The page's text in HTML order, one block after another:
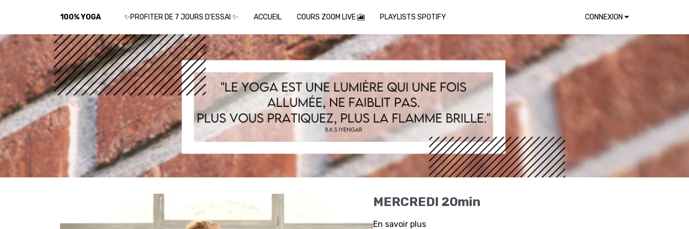
100% YOGA ✨PROFITER DE 7 JOURS D'ESSAI ✨ ACCUEIL COURS ZOOM LIVE 🎦 PLAYLISTS SPOTIFY CONNEXION
MERCREDI 20min
En savoir plus